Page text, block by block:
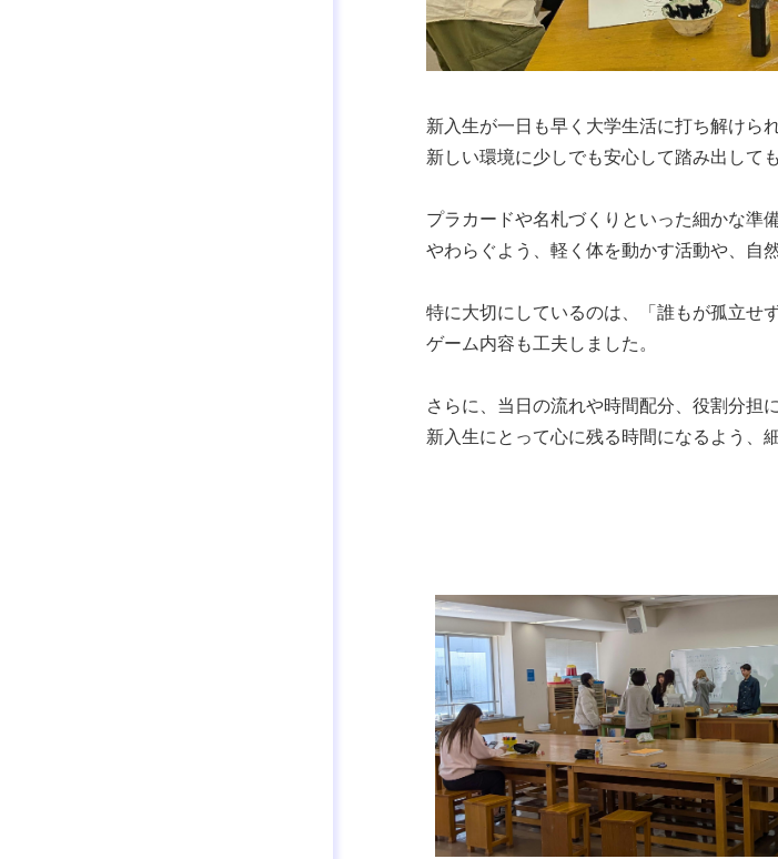
新入生が一日も早く大学生活に打ち解けら
新しい環境に少しでも安心して踏み出し
プラカードや名札づくりといった細かな準
やわらぐよう、軽く体を動かす活動や、自
特に大切にしているのは、「誰もが孤立せ
ゲーム内容も工夫しました。
さらに、当日の流れや時間配分、役割分担
新入生にとって心に残る時間になるよう、